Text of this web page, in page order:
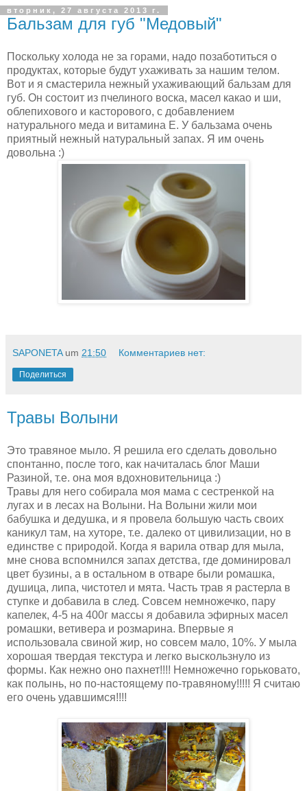
вторник, 27 августа 2013 г.
Бальзам для губ "Медовый"
Поскольку холода не за горами, надо позаботиться о
продуктах, которые будут ухаживать за нашим телом.
Вот и я смастерила нежный ухаживающий бальзам для
губ. Он состоит из пчелиного воска, масел какао и ши,
облепихового и касторового, с добавлением
натурального меда и витамина Е. У бальзама очень
приятный нежный натуральный запах. Я им очень
довольна :)
SAPONETA um 21:50 Комментариев нет:
Поделиться
Травы Волыни
Это травяное мыло. Я решила его сделать довольно
спонтанно, после того, как начиталась блог Маши
Разиной, т.е. она моя вдохновительница :)
Травы для него собирала моя мама с сестренкой на
лугах и в лесах на Волыни. На Волыни жили мои
бабушка и дедушка, и я провела большую часть своих
каникул там, на хуторе, т.е. далеко от цивилизации, но в
единстве с природой. Когда я варила отвар для мыла,
мне снова вспомнился запах детства, где доминировал
цвет бузины, а в остальном в отваре были ромашка,
душица, липа, чистотел и мята. Часть трав я растерла в
ступке и добавила в след. Совсем немножечко, пару
капелек, 4-5 на 400г массы я добавила эфирных масел
ромашки, ветивера и розмарина. Впервые я
использовала свиной жир, но совсем мало, 10%. У мыла
хорошая твердая текстура и легко выскользнуло из
формы. Как нежно оно пахнет!!!! Немножечно горьковато,
как полынь, но по-настоящему по-травяному!!!!! Я считаю
его очень удавшимся!!!!